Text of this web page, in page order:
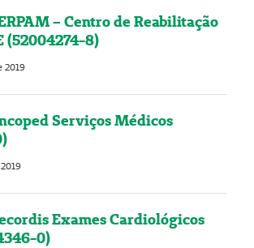
– Centro de Reabilitação
(52004274-8)
2019
Serviços Médicos
Exames Cardiológicos
0)